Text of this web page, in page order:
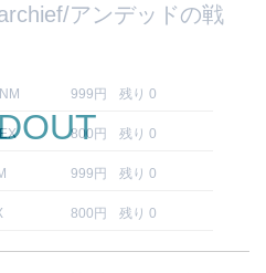
アンデッドの戦
999円 残り 0
800円 残り 0
999円 残り 0
800円 残り 0